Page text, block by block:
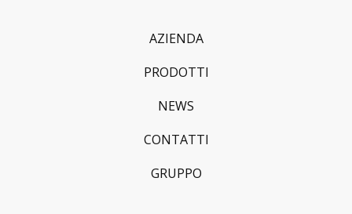
AZIENDA
PRODOTTI
NEWS
CONTATTI
GRUPPO